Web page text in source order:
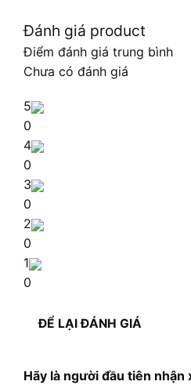
Đánh giá product
Điểm đánh giá trung bình
Chưa có đánh giá
5
0
4
0
3
0
2
0
1
0
ĐỂ LẠI ĐÁNH GIÁ
Hãy là người đầu tiên nhận